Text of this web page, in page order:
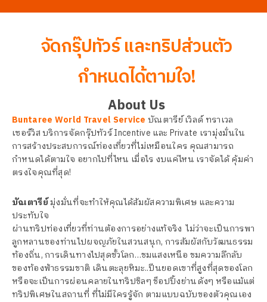
จัดกรุ๊ปทัวร์ และทริปส่วนตัว
กำหนดได้ตามใจ!
About Us
Buntaree World Travel Service บัณตารีย์ เวิลด์ ทราเวล
เซอร์วิส บริการจัดกรุ๊ปทัวร์ Incentive และ Private เรามุ่งมั่นใน
การสร้างประสบการณ์ท่องเที่ยวที่ไม่เหมือนใคร คุณสามารถ
กำหนดได้ตามใจ อยากไปที่ไหน เมื่อไร งบแค่ไหน เราจัดได้ คุ้มค่า
ตรงใจคุณที่สุด!
บัณตารีย์มุ่งมั่นที่จะทำให้คุณได้สัมผัสความพิเศษ และความ
ประทับใจ
ผ่านทริปท่องเที่ยวที่ท่านต้องการอย่างแท้จริง ไม่ว่าจะเป็นการพา
ลูกหลานของท่านไปผจญภัยในสวนสนุก, การสัมผัสกับวัฒนธรรม
ท้องถิ่น, การเดินทางไปสุดขั้วโลก…ชมแสงเหนือ ชมความลึกลับ
ของท้องฟ้าธรรมชาติ เดินตะลุยหิมะ..ปีนยอดเขาที่สูงที่สุดของโลก
หรือจะเป็นการผ่อนคลายในทริปชิลๆ ช็อปปิ้งย่านดังๆ หรือแม้แต่
ทริปพิเศษในสถานที่ ที่ไม่มีใครรู้จัก ตามแบบฉบับของตัวคุณเอง